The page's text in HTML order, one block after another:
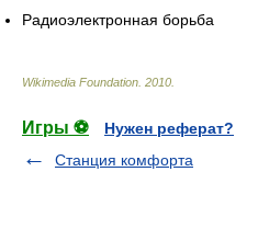
Радиоэлектронная борьба
Wikimedia Foundation 2010
Игры ⚽
Нужен реферат?
Станция комфорта